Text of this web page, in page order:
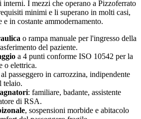
interni. I mezzi che operano a Pizzoferrato
minimi e li superano in molti casi,
e in costante ammodernamento.
o rampa manuale per l'ingresso della
del paziente.
a 4 punti conforme ISO 10542 per la
o elettrica.
al passeggero in carrozzina, indipendente
telaio.
: familiare, badante, assistente
di RSA.
, sospensioni morbide e abitacolo